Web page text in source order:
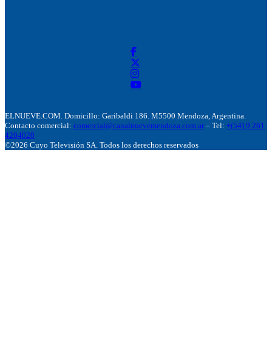
ELNUEVE.COM. Domicillo: Garibaldi 186. M5500 Mendoza, Argentina.
Contacto comercial: comercial@canalnuevemendoza.com.ar – Tel: +(54) 9 261
4204020
©2026 Cuyo Televisión SA. Todos los derechos reservados